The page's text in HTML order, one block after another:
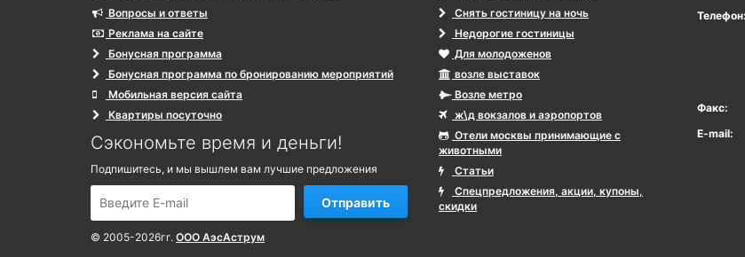
Вопросы и ответы
Реклама на сайте
Бонусная программа
Бонусная программа по бронированию мероприятий
Мобильная версия сайта
Квартиры посуточно
Сэкономьте время и деньги!
Подпишитесь, и мы вышлем вам лучшие предложения
Отправить
© 2005-2026гг. ООО АэсАструм
Снять гостиницу на ночь
Недорогие гостиницы
Для молодоженов
возле выставок
Возле метро
ж\д вокзалов и аэропортов
Отели москвы принимающие с
животными
Статьи
Спецпредложения, акции, купоны,
скидки
Телефон:
Факс:
E-mail: